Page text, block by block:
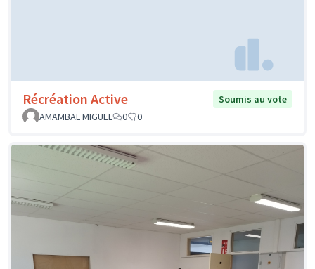
Récréation Active
Soumis au vote
AMAMBAL MIGUEL
0 0